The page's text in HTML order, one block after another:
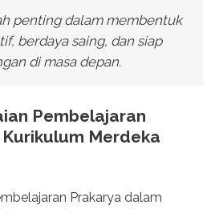
penting dalam membentuk
berdaya saing, dan siap
di masa depan.
Pembelajaran
Merdeka
Prakarya dalam